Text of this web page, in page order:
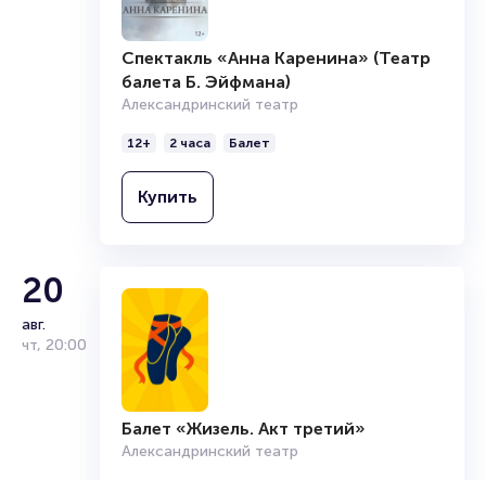
Спектакль «Анна Каренина» (Театр
балета Б. Эйфмана)
Александринский театр
12+ 2 часа Балет
Купить
20
авг.
чт, 20:00
Балет «Жизель. Акт третий»
Александринский театр